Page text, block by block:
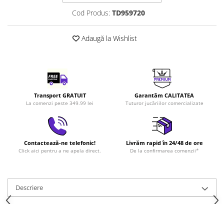
LEGO Speed Champions
Cod Produs: TD959720
Adaugă la Wishlist
Transport GRATUIT
La comenzi peste 349.99 lei
Garantăm CALITATEA
Tuturor jucăriilor comercializate
Contactează-ne telefonic!
Click aici pentru a ne apela direct.
Livrăm rapid în 24/48 de ore
De la confirmarea comenzii*
Descriere